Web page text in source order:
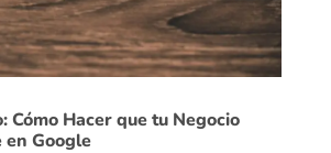
Cómo Hacer que tu Negocio
en Google